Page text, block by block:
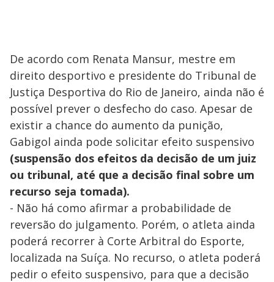
De acordo com Renata Mansur, mestre em
direito desportivo e presidente do Tribunal de
Justiça Desportiva do Rio de Janeiro, ainda não é
possível prever o desfecho do caso. Apesar de
existir a chance do aumento da punição,
Gabigol ainda pode solicitar efeito suspensivo
(suspensão dos efeitos da decisão de um juiz
ou tribunal, até que a decisão final sobre um
recurso seja tomada).
- Não há como afirmar a probabilidade de
reversão do julgamento. Porém, o atleta ainda
poderá recorrer à Corte Arbitral do Esporte,
localizada na Suíça. No recurso, o atleta poderá
pedir o efeito suspensivo, para que a decisão